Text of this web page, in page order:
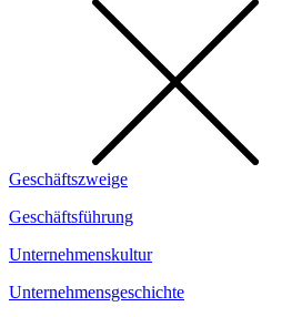
Geschäftszweige
Geschäftsführung
Unternehmenskultur
Unternehmensgeschichte